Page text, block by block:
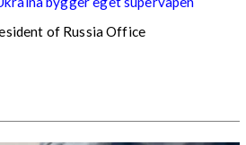
of Russia Office